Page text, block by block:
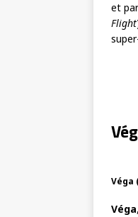
et
Flight
Véga
Véga